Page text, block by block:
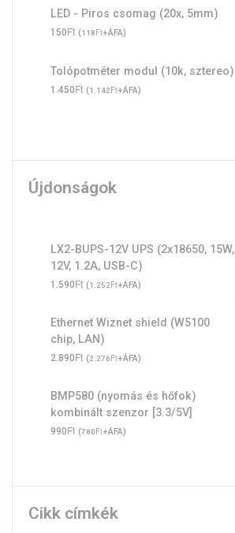
LED - Piros csomag (20x, 5mm)
150Ft (118Ft+ÁFA)
Tolópotméter modul (10k, sztereo)
1.450Ft (1.142Ft+ÁFA)
Újdonságok
LX2-BUPS-12V UPS (2x18650, 15W,
12V, 1.2A, USB-C)
1.590Ft (1.252Ft+ÁFA)
Ethernet Wiznet shield (W5100
chip, LAN)
2.890Ft (2.276Ft+ÁFA)
BMP580 (nyomás és hőfok)
kombinált szenzor [3.3/5V]
990Ft (780Ft+ÁFA)
Cikk címkék